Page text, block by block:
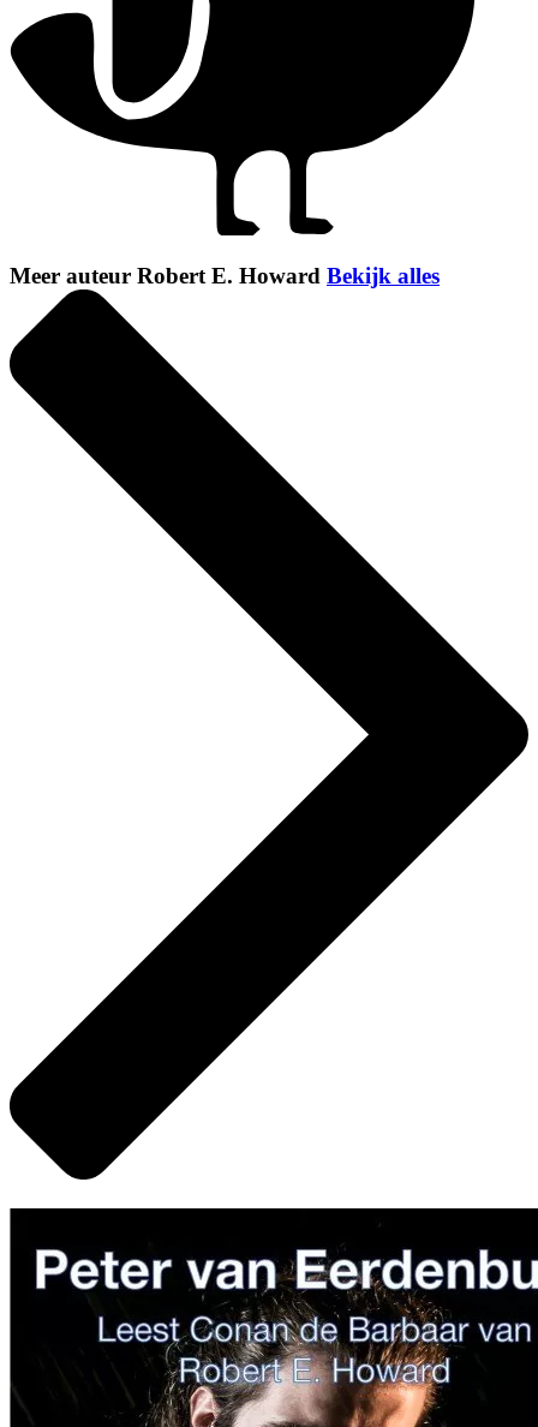
Meer auteur Robert E. Howard Bekijk alles